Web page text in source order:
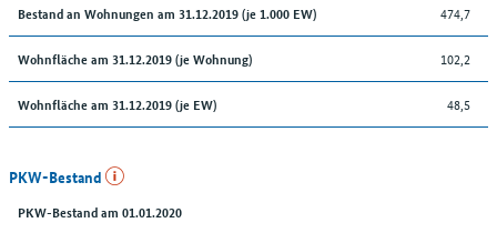
Bestand an Wohnungen am 31.12.2019 (je 1.000 EW) 474,7
Wohnfläche am 31.12.2019 (je Wohnung) 102,2
Wohnfläche am 31.12.2019 (je EW) 48,5
PKW-Bestand
PKW-Bestand am 01.01.2020